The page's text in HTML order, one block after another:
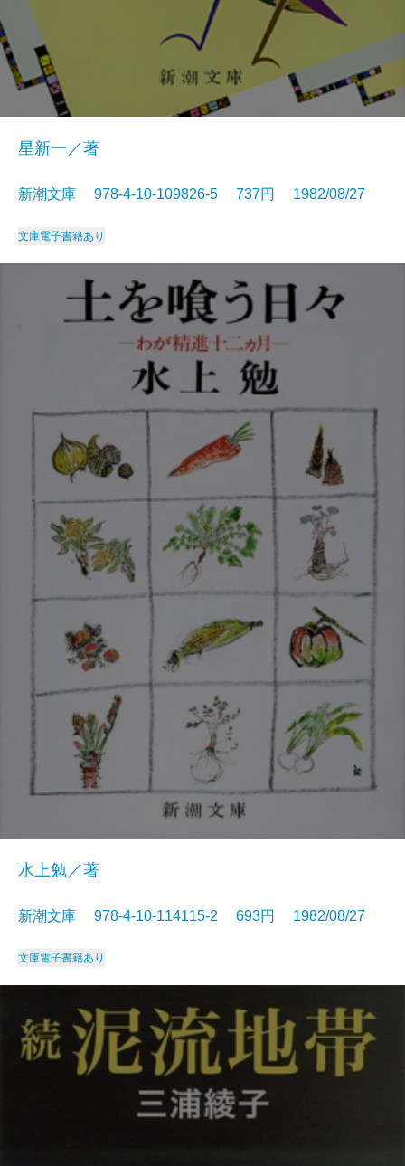
星新一／著
新潮文庫 978-4-10-109826-5 737円 1982/08/27
文庫電子書籍あり
水上勉／著
新潮文庫 978-4-10-114115-2 693円 1982/08/27
文庫電子書籍あり